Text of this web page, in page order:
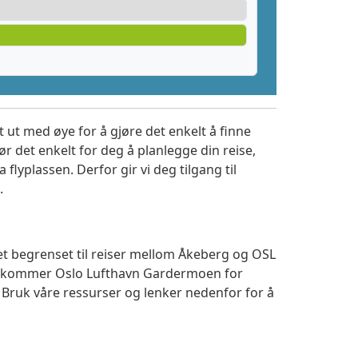
med øye for å gjøre det enkelt å finne
det enkelt for deg å planlegge din reise,
flyplassen. Derfor gir vi deg tilgang til
til reiser mellom Åkeberg og OSL
Oslo Lufthavn Gardermoen for
våre ressurser og lenker nedenfor for å